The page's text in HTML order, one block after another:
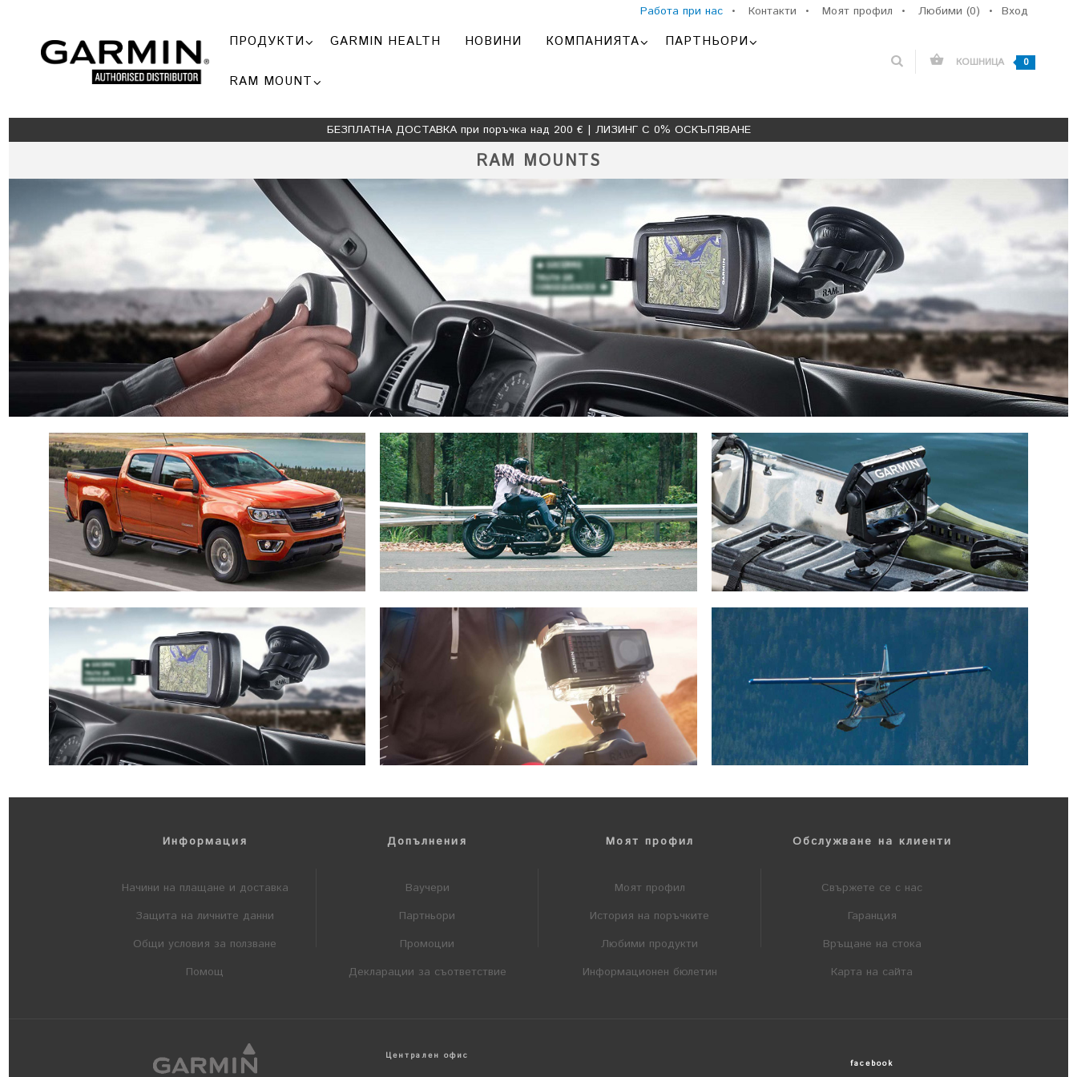
Вход
Работа при нас • Контакти • Моят профил • Любими (0) •
ПРОДУКТИ GARMIN HEALTH НОВИНИ КОМПАНИЯТА ПАРТНЬОРИ
RAM MOUNT
КОШНИЦА 0
БЕЗПЛАТНА ДОСТАВКА при поръчка над 200 € | ЛИЗИНГ С 0% ОСКЪПЯВАНЕ
RAM MOUNTS
Информация
Начини на плащане и доставка
Защита на личните данни
Общи условия за ползване
Помощ
Допълнения
Ваучери
Партньори
Промоции
Декларации за съответствие
Моят профил
Моят профил
История на поръчките
Любими продукти
Информационен бюлетин
Обслужване на клиенти
Свържете се с нас
Гаранция
Връщане на стока
Карта на сайта
Централен офис
facebook